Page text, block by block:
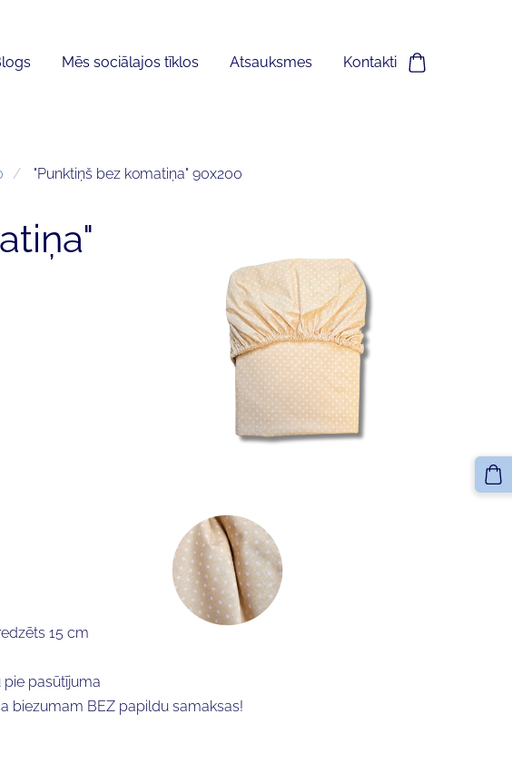
Mēs sociālajos tīklos Atsauksmes Kontakti
"Punktiņš bez komatiņa" 90x200
15 cm
pie pasūtījuma
biezumam BEZ papildu samaksas!